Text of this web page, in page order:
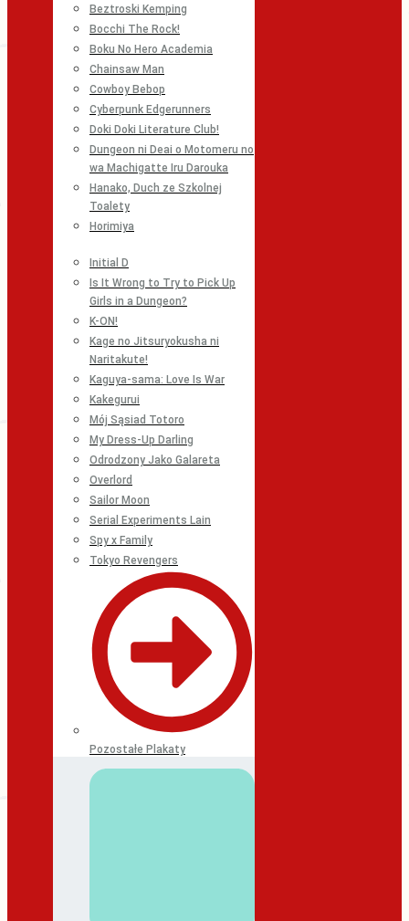
Beztroski Kemping
Bocchi The Rock!
Boku No Hero Academia
Chainsaw Man
Cowboy Bebop
Cyberpunk Edgerunners
Doki Doki Literature Club!
Dungeon ni Deai o Motomeru no
wa Machigatte Iru Darouka
Hanako, Duch ze Szkolnej
Toalety
Horimiya
Initial D
Is It Wrong to Try to Pick Up
Girls in a Dungeon?
K-ON!
Kage no Jitsuryokusha ni
Naritakute!
Kaguya-sama: Love Is War
Kakegurui
Mój Sąsiad Totoro
My Dress-Up Darling
Odrodzony Jako Galareta
Overlord
Sailor Moon
Serial Experiments Lain
Spy x Family
Tokyo Revengers
Pozostałe Plakaty